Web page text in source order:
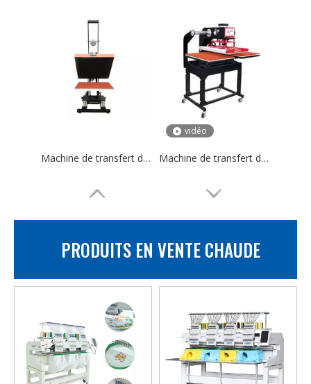
Machine de transfert de tissu DS-5B 40x60 T-shirt Sublimation Machine de presse à chaud à plat
vidéo
Machine de transfert de presse à chaud à Double Station DS-7B-1, 40x60cm, pour tissu de T-shirt
PRODUITS EN VENTE CHAUDE